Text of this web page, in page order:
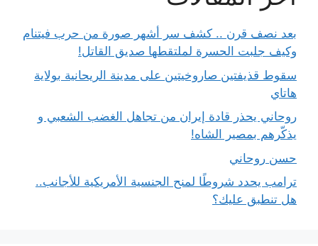
بعد نصف قرن .. كشف سر أشهر صورة من حرب فيتنام
وكيف جلبت الحسرة لملتقطها صديق القاتل!
سقوط قذيفتين صاروخيتين على مدينة الريحانية بولاية
هاتاي
روحاني يحذر قادة إيران من تجاهل الغضب الشعبي و
يذكّرهم بمصير الشاه!
حسن روحاني
ترامب يحدد شروطًا لمنح الجنسية الأمريكية للأجانب..
هل تنطبق عليك؟